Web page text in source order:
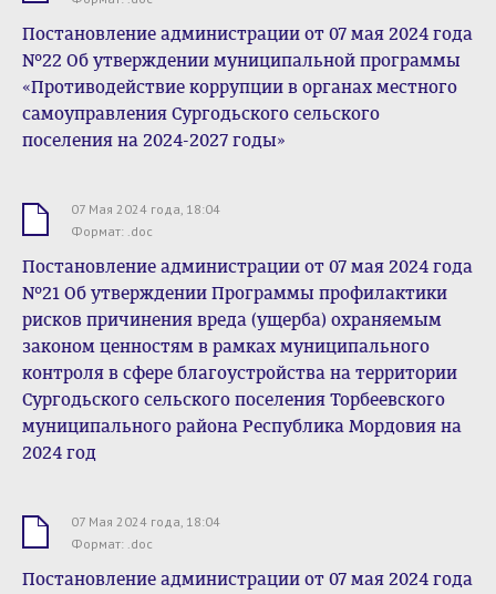
Постановление администрации от 07 мая 2024 года
№22 Об утверждении муниципальной программы
«Противодействие коррупции в органах местного
самоуправления Сургодьского сельского
поселения на 2024-2027 годы»
07 Мая 2024 года, 18:04
Формат: .doc
Постановление администрации от 07 мая 2024 года
№21 Об утверждении Программы профилактики
рисков причинения вреда (ущерба) охраняемым
законом ценностям в рамках муниципального
контроля в сфере благоустройства на территории
Сургодьского сельского поселения Торбеевского
муниципального района Республика Мордовия на
2024 год
07 Мая 2024 года, 18:04
Формат: .doc
Постановление администрации от 07 мая 2024 года